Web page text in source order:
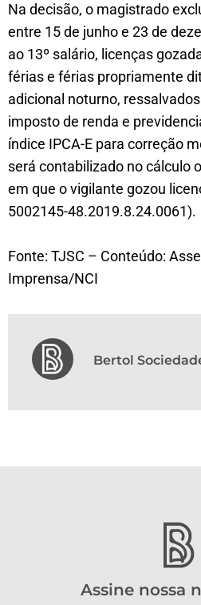
Na decisão, o magistrado
entre 15 de junho e 23 de
ao 13º salário, licenças
férias e férias propriamente
adicional noturno,
imposto de renda e
índice IPCA-E para correção
será contabilizado no cálculo
em que o vigilante gozou
5002145-48.2019.8.24.0061).
Fonte: TJSC – Conteúdo:
Imprensa/NCI
Bertol
Assine nossa